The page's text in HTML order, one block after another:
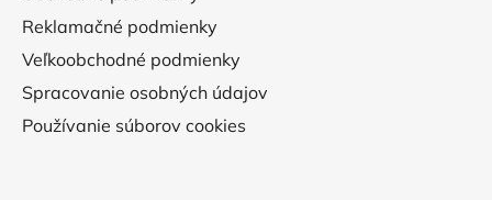
Reklamačné podmienky
Veľkoobchodné podmienky
Spracovanie osobných údajov
Používanie súborov cookies